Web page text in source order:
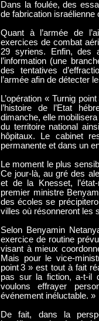
Dans la foulée, des
de fabrication
Quant à l’armée de
exercices de combat
29 syriens. Enfin, des
l’information (une
des tentatives
l’armée afin de détecter
L’opération « Turnig
l’histoire de l’Etat
dimanche, elle
du territoire national
hôpitaux. Le cabinet
permanente et dans un
Le moment le plus
Ce jour-là, au gré des
et de la Knesset,
premier ministre
des écoles se
villes où résonneront les
Selon Benyamin
exercice de routine
visant à mieux
Mais pour le vice-
point 3 » est tout à fait
pas sur la fiction, a-t-il
voulons effrayer
événement inéluctable. »
De fait, dans la